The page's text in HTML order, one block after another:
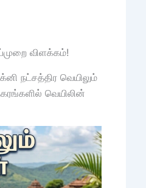
விளக்கம்!
நட்சத்திர வெயிலும்
வெயிலின்